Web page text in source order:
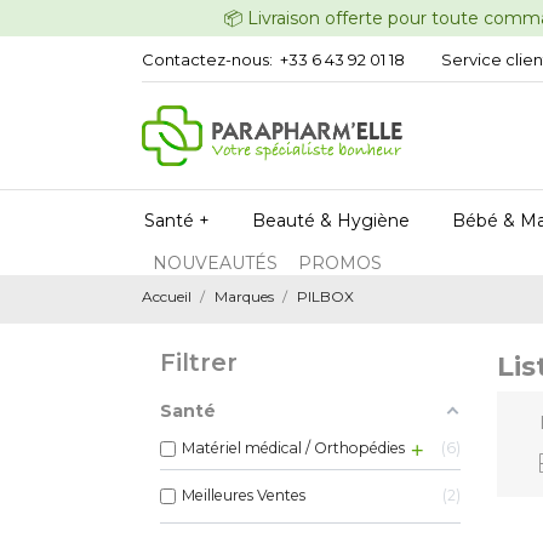
📦 Livraison offerte pour
Contactez-nous: +33 6 43 92 01 18 Service
Santé + Beauté & Hygiène
Bébé &
NOUVEAUTÉS
PROMOS
Accueil Marques PILBOX
Filtrer
Santé
Matériel médical / Orthopédies 6
Meilleures Ventes 2